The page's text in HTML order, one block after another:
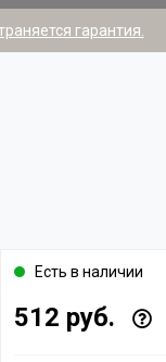
гарантия.
Есть в наличии
512 руб.